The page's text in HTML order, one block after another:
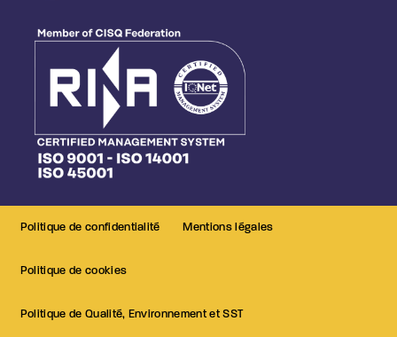
Politique de confidentialité Mentions légales
Politique de cookies
Politique de Qualité, Environnement et SST